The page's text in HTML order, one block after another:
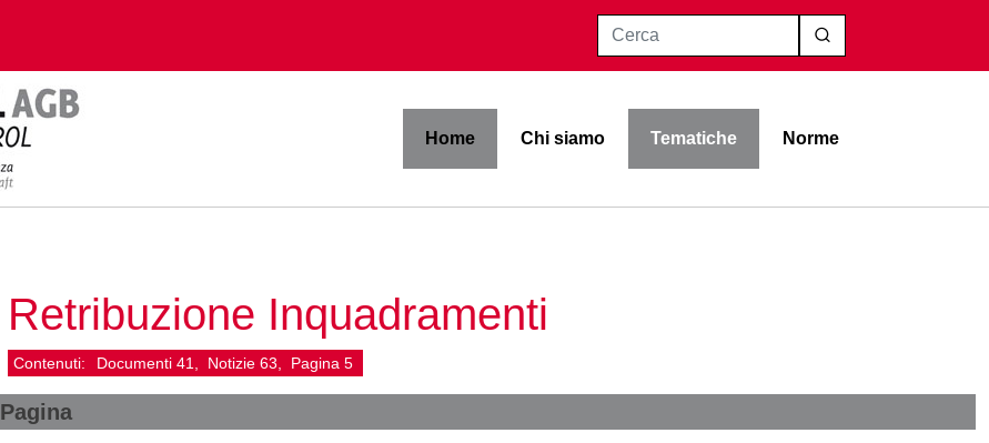
Cerca
Home Chi siamo Tematiche Norme
Retribuzione Inquadramenti
Contenuti: Documenti 41 Notizie 63 Pagina 5
Pagina